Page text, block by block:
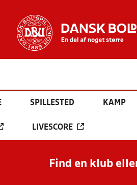
SPILLESTED KAMP
LIVESCORE
Find en klub